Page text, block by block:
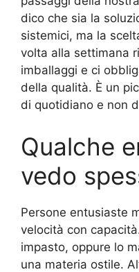
dico che sia la
sistemici, ma la
volta alla settimana
imballaggi e ci
della qualità. È un
di quotidiano e non
Qualche
vedo
Persone entusiaste
velocità con
impasto, oppure lo
una materia ostile.